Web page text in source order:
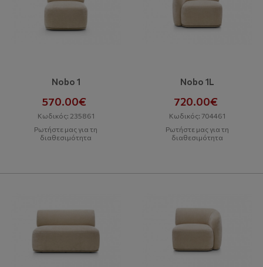
Nobo 1
570.00€
Κωδικός: 235861
Ρωτήστε μας για τη
διαθεσιμότητα
Nobo 1L
720.00€
Κωδικός: 704461
Ρωτήστε μας για τη
διαθεσιμότητα